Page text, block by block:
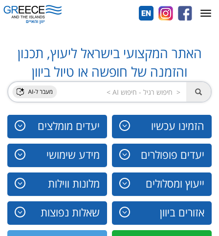
האתר המקצועי בישראל ליעוץ, תכנון
והזמנה של חופשה או טיול ביוון
הזמינו עכשיו יעדים מומלצים
יעדים פופולרים מידע שימושי
ייעוץ ומסלולים מלונות ווילות
אזורים ביוון שאלות נפוצות
Toggle
navigation